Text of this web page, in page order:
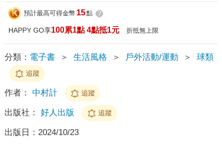
預計最高可得金幣 15點 ?
HAPPY GO享100累1點 4點抵1元 折抵無上限
分類： 電子書 ＞ 生活風格 ＞ 戶外活動/運動 ＞ 球類
追蹤
作者： 中村計 追蹤
出版社： 好人出版 追蹤
出版日： 2024/10/23